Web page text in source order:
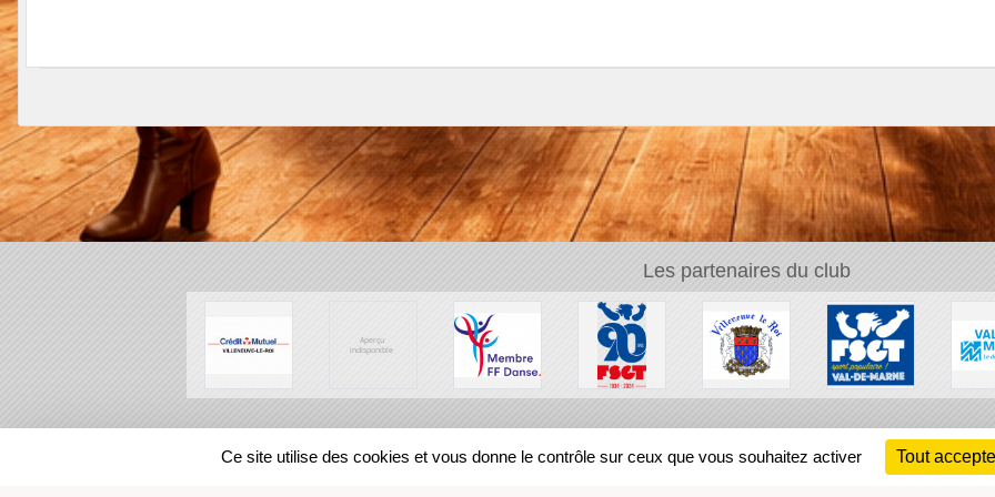
Les partenaires du club
REGIONS
Ce site utilise des cookies et vous donne le contrôle sur ceux que vous souhaitez activer Tout